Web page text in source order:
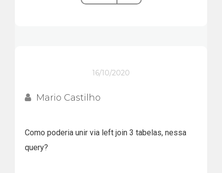
16/10/2020
Mario Castilho
Como poderia unir via left join 3 tabelas, nessa
query?